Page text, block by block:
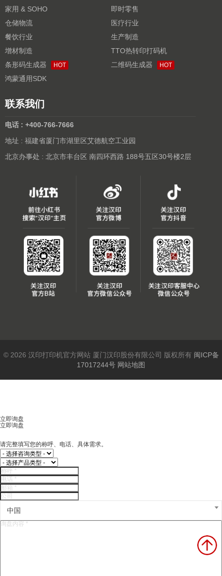
家用 & SOHO
即时零售
仓储物流
医疗行业
餐饮行业
生产制造
增材制造
TTO热转印打码机
条形码生成器
HOT 二维码生成器 HOT
鸿蒙通用SDK
联系我们
电话 : +400-766-7666
地址 : 福建省厦门市湖里区艾德航空工业园
北京办事处 : 北京市丰台区 南四环西路 188号五区30号楼2层
© 2026 汉印打印机官方网站 厦门汉印股份有限公司 版权所有 闽ICP备
17017244号 网站地图
立即询盘
立即询盘
请完整填写您的称呼、电话、具体需求。
中国